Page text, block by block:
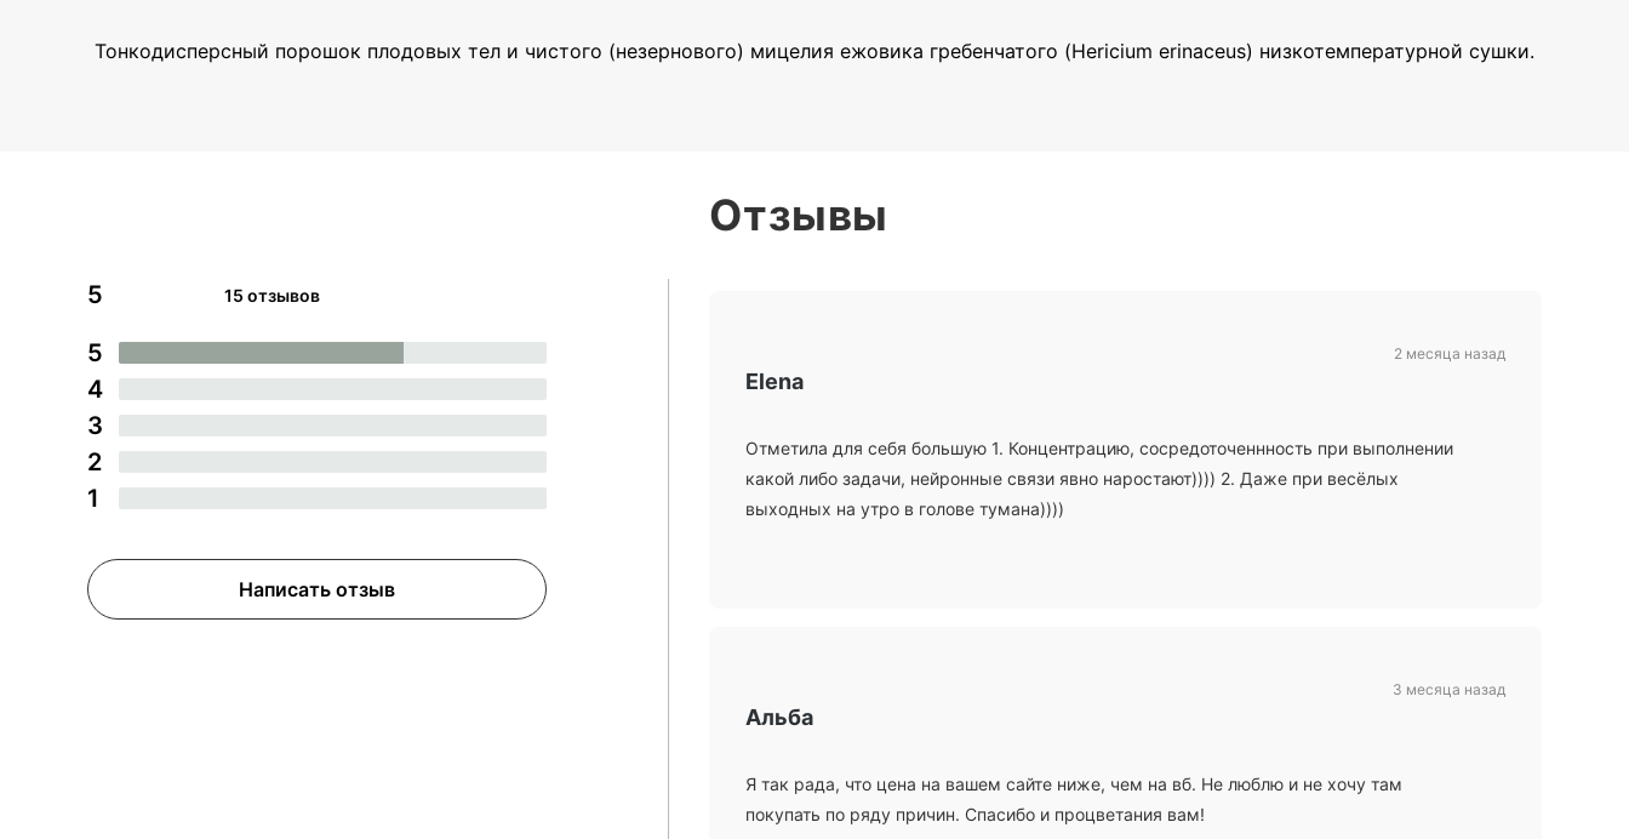
Тонкодисперсный порошок плодовых тел и чистого (незернового) мицелия ежовика гребенчатого (Hericium erinaceus) низкотемпературной сушки.
5 15 отзывов
5
4
3
2
1
Написать отзыв
Отзывы
Elena
Отметила для себя большую 1. Концентрацию, сосредоточеннность при выполнении
какой либо задачи, нейронные связи явно наростают)))) 2. Даже при весёлых
выходных на утро в голове тумана))))
2 месяца назад
Альба
Я так рада, что цена на вашем сайте ниже, чем на вб. Не люблю и не хочу там
покупать по ряду причин. Спасибо и процветания вам!
3 месяца назад